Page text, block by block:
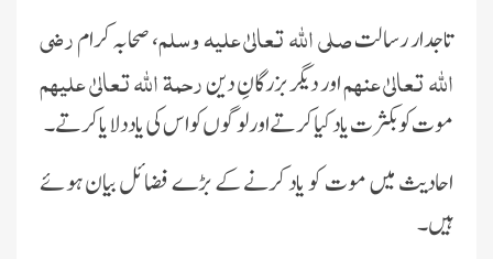
تاجدار رسالتصلى اللہ تعالىٰ علیہ وسلم، صحابہ کرامرضى
اللہ تعالىٰ عنہماور دىگر بزرگانِ دىنرحمۃ اللہ تعالىٰ علیہم
موت کو بکثرت یاد کیا کرتے اور لوگوں کو اس کی یاد دلایا کرتے ۔
احادیث میں موت کو یاد کرنے کے بڑے فضائل بىان ہوئے
ہىں۔